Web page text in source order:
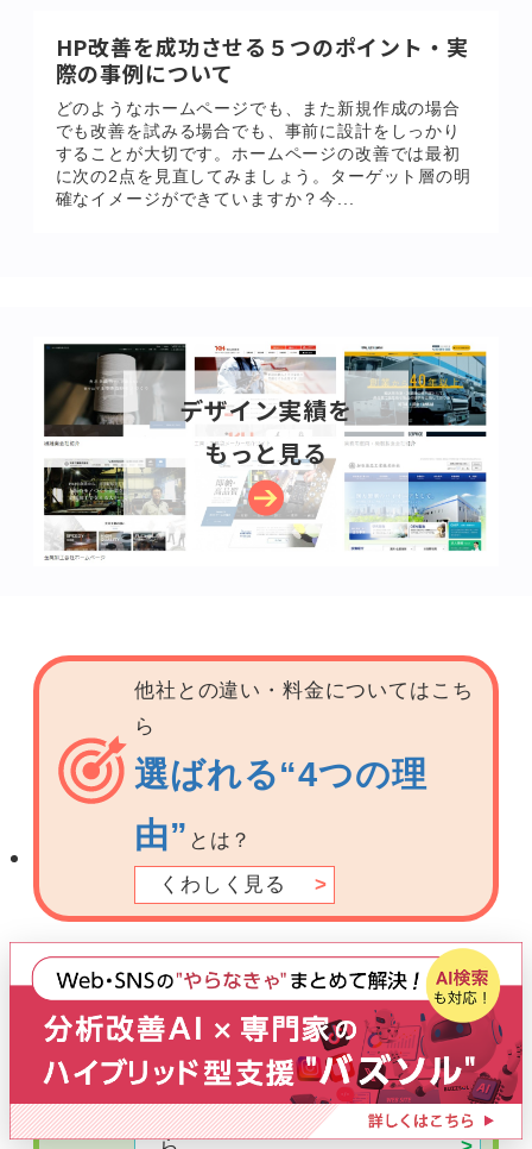
HP改善を成功させる５つのポイント・実
際の事例について
どのようなホームページでも、また新規作成の場合
でも改善を試みる場合でも、事前に設計をしっかり
することが大切です。ホームページの改善では最初
に次の2点を見直してみましょう。ターゲット層の明
確なイメージができていますか？今...
デザイン実績を
もっと見る
他社との違い・料金についてはこち
ら
選ばれる“4つの理
由” とは？
くわしく見る
費用の3/4が支給に！
補助金でHP作成の負担が軽減
できます
補助金活用サービスはこち